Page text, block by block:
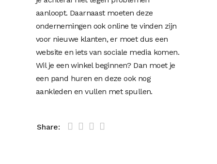
aanloopt. Daarnaast moeten deze
ondernemingen ook online te vinden zijn
voor nieuwe klanten, er moet dus een
website en iets van sociale media komen.
Wil je een winkel beginnen? Dan moet je
een pand huren en deze ook nog
aankleden en vullen met spullen.
Share: